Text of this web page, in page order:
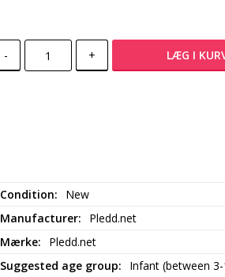
- + LÆG I
Condition
New
Manufacturer
Pledd.net
Mærke
Pledd.net
Suggested age group
Infant (between